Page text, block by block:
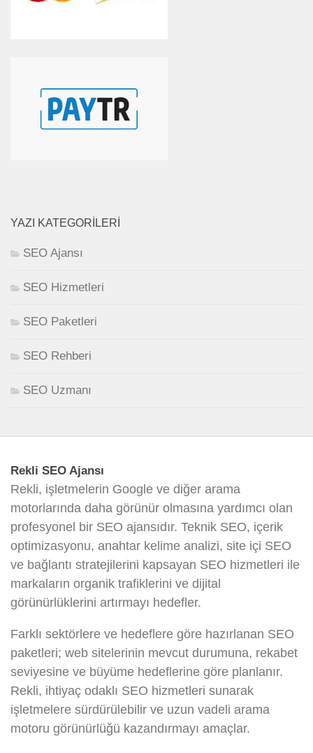
YAZI KATEGORILERI
SEO Ajansı
SEO Hizmetleri
SEO Paketleri
SEO Rehberi
SEO Uzmanı
Rekli SEO Ajansı
Rekli, işletmelerin Google ve diğer arama
motorlarında daha görünür olmasına yardımcı olan
profesyonel bir SEO ajansıdır. Teknik SEO, içerik
optimizasyonu, anahtar kelime analizi, site içi SEO
ve bağlantı stratejilerini kapsayan SEO hizmetleri ile
markaların organik trafiklerini ve dijital
görünürlüklerini artırmayı hedefler.
Farklı sektörlere ve hedeflere göre hazırlanan SEO
paketleri; web sitelerinin mevcut durumuna, rekabet
seviyesine ve büyüme hedeflerine göre planlanır.
Rekli, ihtiyaç odaklı SEO hizmetleri sunarak
işletmelere sürdürülebilir ve uzun vadeli arama
motoru görünürlüğü kazandırmayı amaçlar.